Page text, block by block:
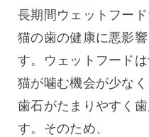
長期間ウェットフー
猫の歯の健康に悪影
す。ウェットフード
猫が噛む機会が少なく
歯石がたまりやすく
す。そのため、